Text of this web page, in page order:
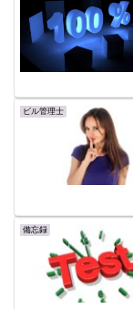
ビル管理士
備忘録